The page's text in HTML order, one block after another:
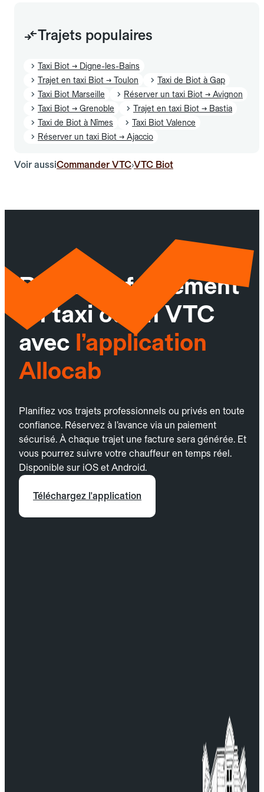
Trajets populaires
Taxi Biot → Digne-les-Bains
Trajet en taxi Biot → Toulon
Taxi de Biot à Gap
Taxi Biot Marseille
Réserver un taxi Biot → Avignon
Taxi Biot → Grenoble
Trajet en taxi Biot → Bastia
Taxi de Biot à Nîmes
Taxi Biot Valence
Réserver un taxi Biot → Ajaccio
Voir aussiCommander VTC›VTC Biot
Réservez facilement
un taxi ou un VTC
avec l’application
Allocab
Planifiez vos trajets professionnels ou privés en toute
confiance. Réservez à l’avance via un paiement
sécurisé. À chaque trajet une facture sera générée. Et
vous pourrez suivre votre chauffeur en temps réel.
Disponible sur iOS et Android.
Téléchargez l'application